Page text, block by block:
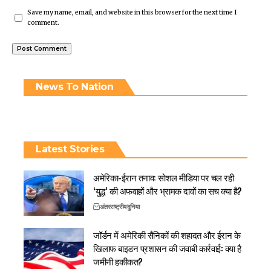
Save my name, email, and website in this browser for the next time I
comment.
News To Nation
Latest Stories
अमेरिका-ईरान तनाव: सोशल मीडिया पर चल रही
‘युद्ध’ की अफवाहों और भ्रामक दावों का सच क्या है?
अंतरराष्ट्रीयदुनिया
जॉर्डन में अमेरिकी सैनिकों की शहादत और ईरान के
खिलाफ बाइडन प्रशासन की जवाबी कार्रवाई: क्या है
जमीनी हकीकत?